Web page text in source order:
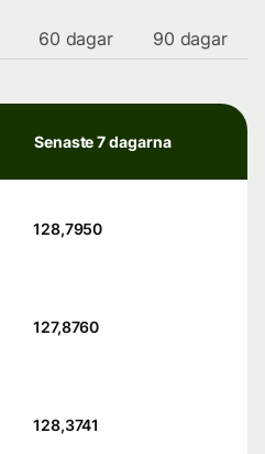
60 dagar 90 dagar
Senaste 7 dagarna
128,7950
127,8760
128,3741